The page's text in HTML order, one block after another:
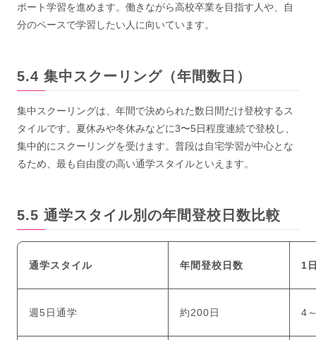
ポート学習を進めます。働きながら高校卒業を目指す人や、自
分のペースで学習したい人に向いています。
集中スクーリング（年間数日）
集中スクーリングは、年間で決められた数日間だけ登校するス
タイルです。夏休みや冬休みなどに3〜5日程度連続で登校し、
集中的にスクーリングを受けます。普段は自宅学習が中心とな
るため、最も自由度の高い通学スタイルといえます。
通学スタイル別の年間登校日数比較
通学スタイル 年間登校日数 1
週5日通学 約200日 4